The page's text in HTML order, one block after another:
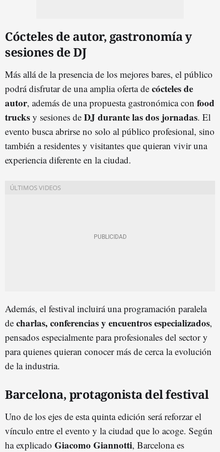
Cócteles de autor, gastronomía y
sesiones de DJ
Más allá de la presencia de los mejores bares, el público
podrá disfrutar de una amplia oferta de cócteles de
autor, además de una propuesta gastronómica con food
trucks y sesiones de DJ durante las dos jornadas. El
evento busca abrirse no solo al público profesional, sino
también a residentes y visitantes que quieran vivir una
experiencia diferente en la ciudad.
Además, el festival incluirá una programación paralela
de charlas, conferencias y encuentros especializados,
pensados especialmente para profesionales del sector y
para quienes quieran conocer más de cerca la evolución
de la industria.
Barcelona, protagonista del festival
Uno de los ejes de esta quinta edición será reforzar el
vínculo entre el evento y la ciudad que lo acoge. Según
ha explicado Giacomo Giannotti, Barcelona es